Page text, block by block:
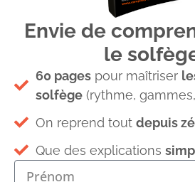
cadence parfaite
cadence parfaite
Envie de
le
60 pages pour maîtriser
solfège (rythme,
On reprend tout depuis
Que des explications